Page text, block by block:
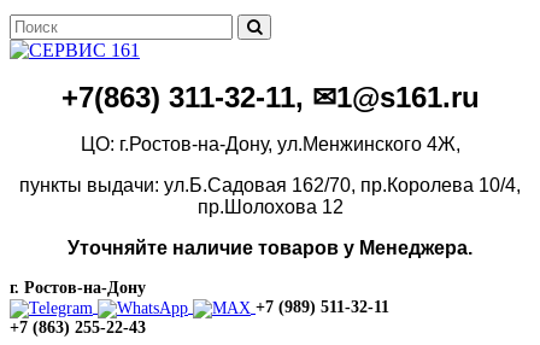
+7(863) 311-32-11, ✉1@s161.ru
ЦО: г.Ростов-на-Дону, ул.Менжинского 4Ж,
пункты выдачи: ул.Б.Садовая 162/70, пр.Королева 10/4,
пр.Шолохова 12
Уточняйте наличие товаров у Менеджера.
г. Ростов-на-Дону
+7 (989) 511-32-11
+7 (863) 255-22-43